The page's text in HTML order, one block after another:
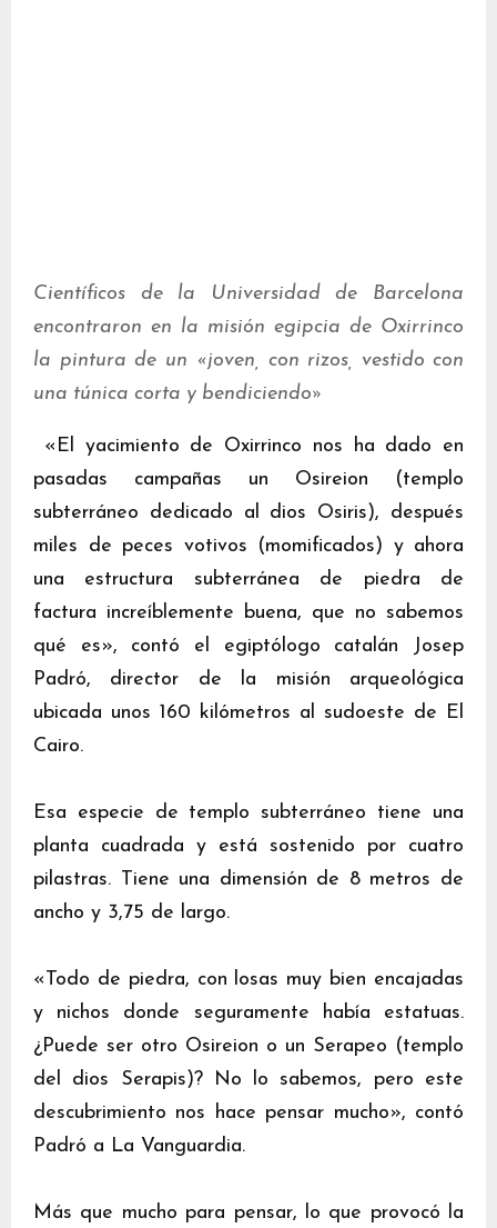
Científicos de la Universidad de Barcelona
encontraron en la misión egipcia de Oxirrinco
la pintura de un «joven, con rizos, vestido con
una túnica corta y bendiciendo»
«El yacimiento de Oxirrinco nos ha dado en
pasadas campañas un Osireion (templo
subterráneo dedicado al dios Osiris), después
miles de peces votivos (momificados) y ahora
una estructura subterránea de piedra de
factura increíblemente buena, que no sabemos
qué es», contó el egiptólogo catalán Josep
Padró, director de la misión arqueológica
ubicada unos 160 kilómetros al sudoeste de El
Cairo.
Esa especie de templo subterráneo tiene una
planta cuadrada y está sostenido por cuatro
pilastras. Tiene una dimensión de 8 metros de
ancho y 3,75 de largo.
«Todo de piedra, con losas muy bien encajadas
y nichos donde seguramente había estatuas.
¿Puede ser otro Osireion o un Serapeo (templo
del dios Serapis)? No lo sabemos, pero este
descubrimiento nos hace pensar mucho», contó
Padró a La Vanguardia.
Más que mucho para pensar, lo que provocó la